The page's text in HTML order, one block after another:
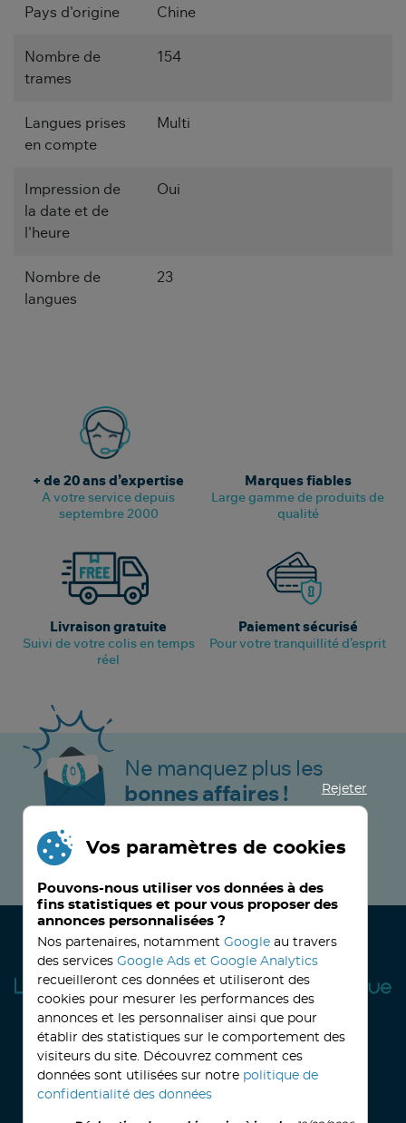
Pays d'origine Chine
Nombre de
trames
154
Langues prises
en compte
Multi
Impression de
la date et de
l'heure
Oui
Nombre de
langues
23
+ de 20 ans d’expertise
A votre service depuis
septembre 2000
Marques fiables
Large gamme de produits de
qualité
Livraison gratuite
Suivi de votre colis en temps
réel
Paiement sécurisé
Pour votre tranquillité d’esprit
Ne manquez plus les
bonnes affaires !
JE M’INSCRIS MAINTENANT !
32, avenue Haussmann33390 BLAYE
Lundi14h-18hMardi à vendredi8h30-12h00 - 14h-18h
Le Samedi9h30 - 12h30
Rejeter
Vos paramètres de cookies
Pouvons-nous utiliser vos données à des
fins statistiques et pour vous proposer des
annonces personnalisées ?
Nos partenaires, notamment Google au travers
des services Google Ads et Google Analytics
recueilleront ces données et utiliseront des
cookies pour mesurer les performances des
annonces et les personnaliser ainsi que pour
établir des statistiques sur le comportement des
visiteurs du site. Découvrez comment ces
données sont utilisées sur notre politique de
confidentialité des données